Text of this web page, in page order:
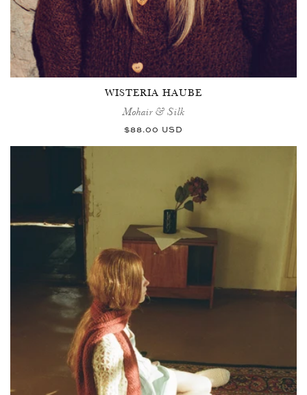
WISTERIA HAUBE
Mohair & Silk
Normaler
$88.00 USD